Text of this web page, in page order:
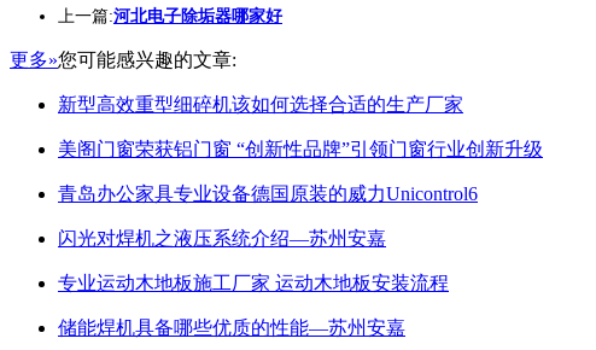
上一篇:河北电子除垢器哪家好
更多»您可能感兴趣的文章:
新型高效重型细碎机该如何选择合适的生产厂家
美阁门窗荣获铝门窗 “创新性品牌”引领门窗行业创新升级
青岛办公家具专业设备德国原装的威力Unicontrol6
闪光对焊机之液压系统介绍—苏州安嘉
专业运动木地板施工厂家 运动木地板安装流程
储能焊机具备哪些优质的性能—苏州安嘉